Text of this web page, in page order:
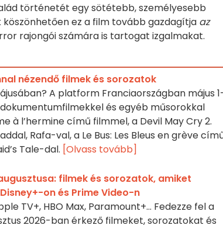
történetét egy sötétebb, személyesebb
ez a film tovább gazdagítja az
rajongói számára is tartogat izgalmakat.
nézendő filmek és sorozatok
A platform Franciaországban május
és egyéb műsorokkal
à l’hermine című filmmel, a Devil May Cry 2.
Rafa-val, a Le Bus: Les Bleus en grève
Tale-dal. [Olvass tovább]
filmek és sorozatok, amiket
on és Prime Video-n
TV+, HBO Max, Paramount+… Fedezze fel a
2026-ban érkező filmeket, sorozatokat és